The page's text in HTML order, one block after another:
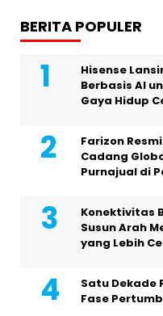
BERITA POPULER
Hisense
Berbasis AI
Gaya Hidup
Farizon
Cadang
Purnajual di
Konektivitas
Susun Arah
yang Lebih
Satu Dekade
Fase